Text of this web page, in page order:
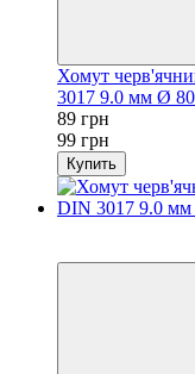
Хомут
3017 9.0 мм Ø
89 грн
99 грн
Купить